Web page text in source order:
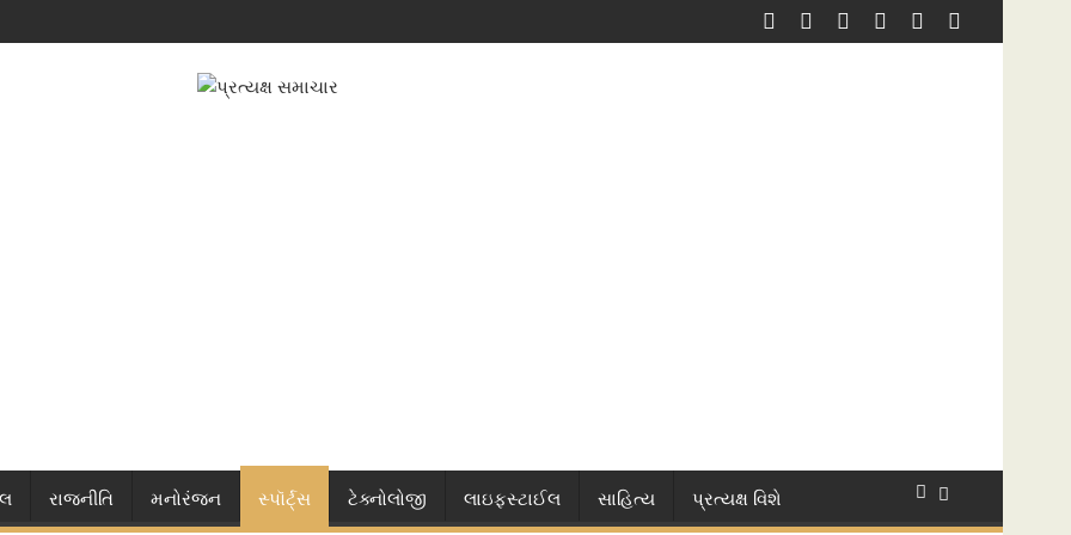
રાજનીતિ મનોરંજન સ્પૉર્ટ્સ ટેક્નોલોજી લાઇફસ્ટાઈલ સાહિત્ય પ્રત્યક્ષ વિશે